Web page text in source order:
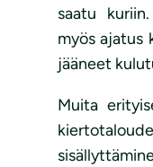
saatu
myös ajatus
jääneet
Muita